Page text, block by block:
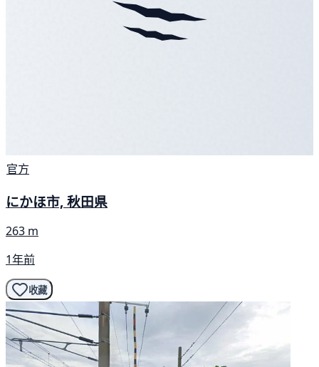
官方
にかほ市, 秋田県
263 m
1年前
收藏